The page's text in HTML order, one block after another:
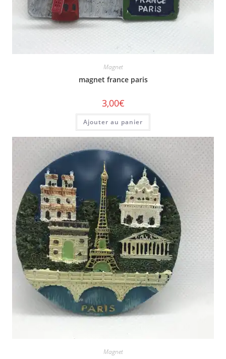
Magnet
magnet france paris
3,00€
Ajouter au panier
Magnet